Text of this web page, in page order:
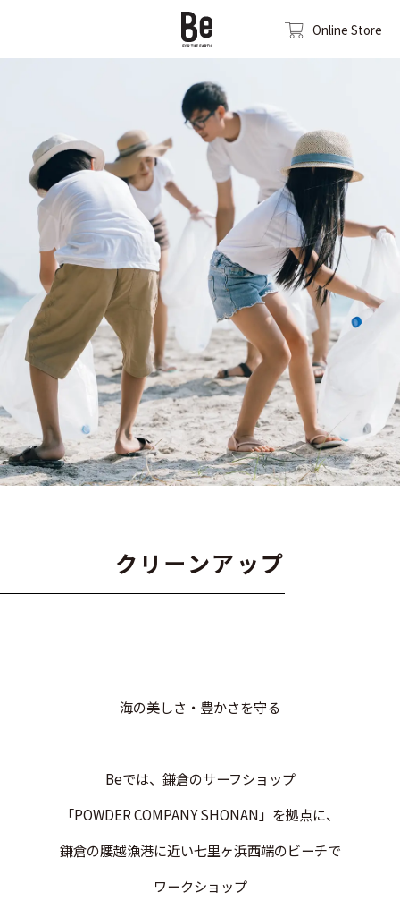
Online Store
ク リ ーンア ップ
海の美しさ・豊かさを守る
Beでは、鎌倉のサーフショップ
「POWDER COMPANY SHONAN」を拠点に、
鎌倉の腰越漁港に近い七里ヶ浜西端のビーチで
ワークショップ